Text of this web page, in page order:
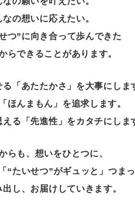
の想いに応えたい。
つ”に向き合って歩んできた
らできることがあります。
る 「あたたかさ」を大事にしま
「ほんまもん」を追求します。
える 「先進性」をカタチにしま
らも、想いをひとつに、
「“たいせつ”がギュッと」つま
し、 お届けしていきます。